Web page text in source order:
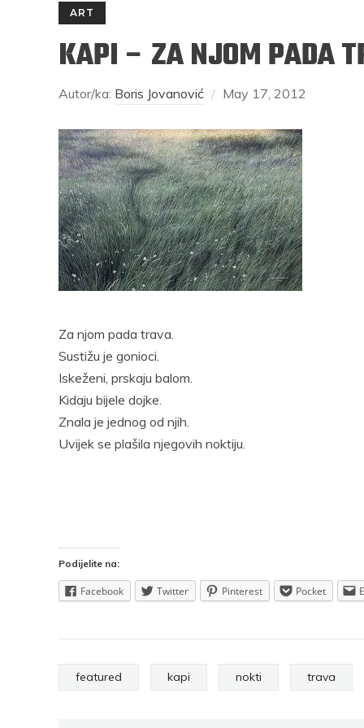
ART
KAPI – ZA NJOM PADA
Autor/ka: Boris Jovanović May 17, 2012
Za njom pada trava.
Sustižu je gonioci.
Iskeženi, prskaju balom.
Kidaju bijele dojke.
Znala je jednog od njih.
Uvijek se plašila njegovih noktiju.
Podijelite na:
Facebook Twitter Pinterest Pocket
featured kapi nokti trava
RAJKO GRLIĆ
Nema na Balkanu lakoće, čak ni one
nepodnošljive, Balkanu više pristaje
naslov “Nepodnošljiva težina postojanja”
Facebook
Pocket
Email